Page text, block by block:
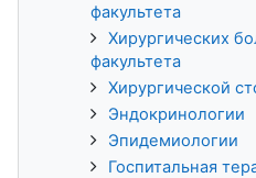
факультета
Хирургических
факультета
Хирургической
Эндокринологии
Эпидемиологии
Госпитальная